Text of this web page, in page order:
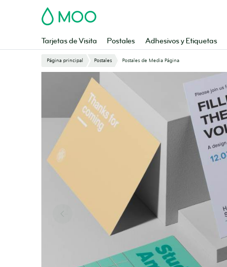
MOO
Tarjetas de Visita Postales Adhesivos y Etiquetas
Página principal Postales Postales de Media Página